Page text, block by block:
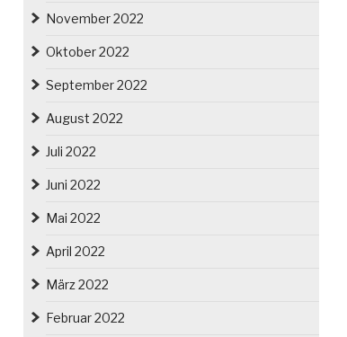
November 2022
Oktober 2022
September 2022
August 2022
Juli 2022
Juni 2022
Mai 2022
April 2022
März 2022
Februar 2022